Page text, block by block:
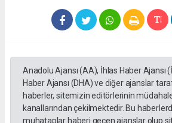
Anadolu Ajansı (AA), İhlas Haber Ajansı
Haber Ajansı (DHA) ve diğer ajanslar
haberler, sitemizin editörlerinin
kanallarından çekilmektedir. Bu
muhataplar haberi geçen ajanslar olup